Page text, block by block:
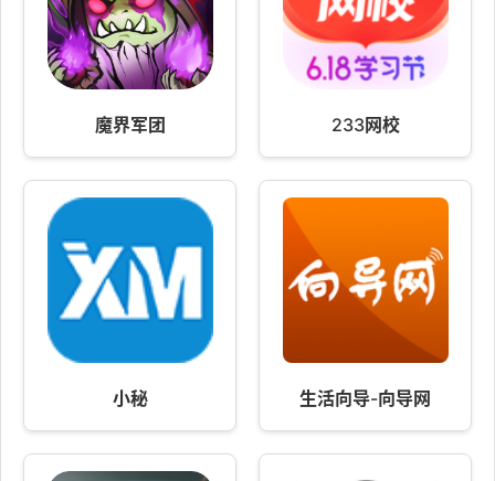
魔界军团 233网校
小秘 生活向导-向导网